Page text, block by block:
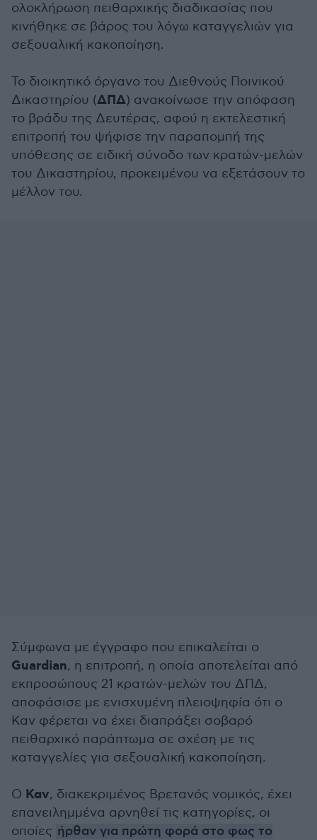
ολοκλήρωση πειθαρχικής διαδικασίας που
κινήθηκε σε βάρος του λόγω καταγγελιών για
σεξουαλική κακοποίηση.
Το διοικητικό όργανο του Διεθνούς Ποινικού
Δικαστηρίου (ΔΠΔ) ανακοίνωσε την απόφαση
το βράδυ της Δευτέρας, αφού η εκτελεστική
επιτροπή του ψήφισε την παραπομπή της
υπόθεσης σε ειδική σύνοδο των κρατών-μελών
του Δικαστηρίου, προκειμένου να εξετάσουν το
μέλλον του.
Σύμφωνα με έγγραφο που επικαλείται ο
Guardian, η επιτροπή, η οποία αποτελείται από
εκπροσώπους 21 κρατών-μελών του ΔΠΔ,
αποφάσισε με ενισχυμένη πλειοψηφία ότι ο
Καν φέρεται να έχει διαπράξει σοβαρό
πειθαρχικό παράπτωμα σε σχέση με τις
καταγγελίες για σεξουαλική κακοποίηση.
Ο Καν, διακεκριμένος Βρετανός νομικός, έχει
επανειλημμένα αρνηθεί τις κατηγορίες, οι
οποίες ήρθαν για πρώτη φορά στο φως το